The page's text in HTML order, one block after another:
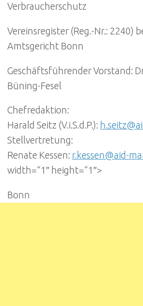
Verbraucherschutz
Vereinsregister (Reg.-Nr.: 2240)
Amtsgericht Bonn
Geschäftsführender Vorstand:
Büning-Fesel
Chefredaktion:
Harald Seitz (V.i.S.d.P.):
Stellvertretung:
Renate Kessen: r.kessen@aid-
width=“1″ height=“1″>
Bonn